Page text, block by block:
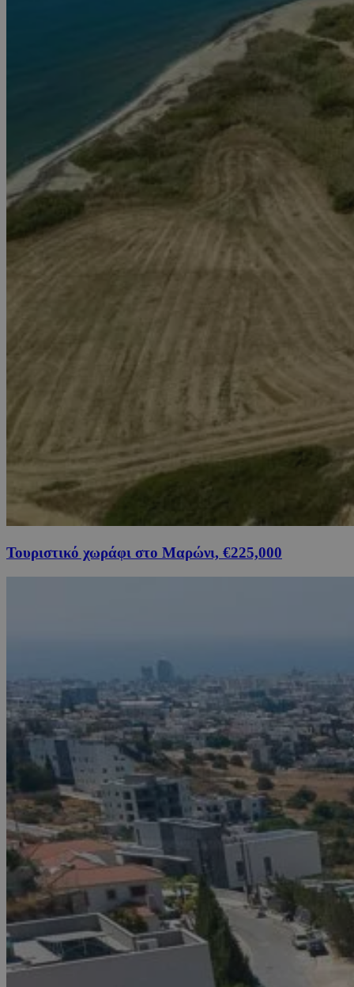
Τουριστικό χωράφι στο Μαρώνι, €225,000